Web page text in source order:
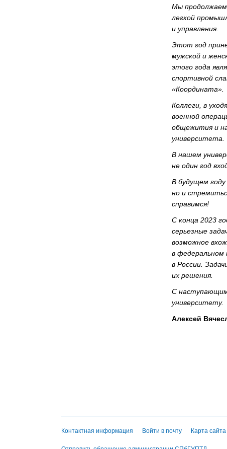
Мы
легкой
и управления.
Этот год
мужской и
этого года
спортивной
«Координата».
Коллеги, в
военной
общежития и на
университета.
В нашем
не один год
В будущем
но и
справимся!
С конца 2023
серьезные
возможное
в федеральном
в России.
их решения.
С
университету.
Алексей
Контактная информация Войти в почту Карта сайта